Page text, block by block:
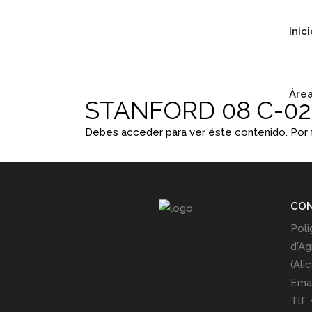
STANFORD 08 C-
Debes acceder para ver éste contenido.
Tlf: